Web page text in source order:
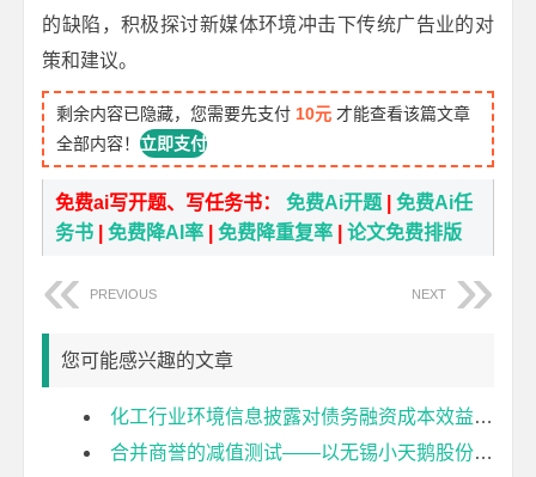
的缺陷，积极探讨新媒体环境冲击下传统广告业的对
策和建议。
剩余内容已隐藏，您需要先支付 10元 才能查看该篇文章
全部内容！立即支付
免费ai写开题、写任务书：免费Ai开题 |免费Ai任
务书 |免费降AI率 |免费降重复率 |论文免费排版
PREVIOUS NEXT
您可能感兴趣的文章
化工行业环境信息披露对债务融资成本效益分析开题报告
合并商誉的减值测试——以无锡小天鹅股份有限公司为例开题报告